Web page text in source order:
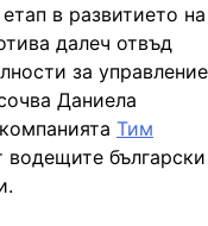
в развитието на
далеч отвъд
за управление
Даниела
Тим
водещите български